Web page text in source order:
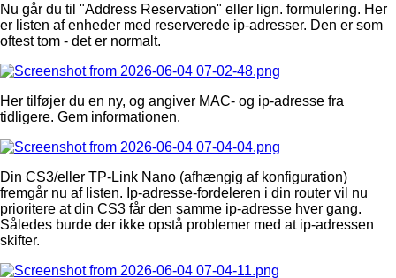
Nu går du til "Address Reservation" eller lign. formulering. Her
er listen af enheder med reserverede ip-adresser. Den er som
oftest tom - det er normalt.
Her tilføjer du en ny, og angiver MAC- og ip-adresse fra
tidligere. Gem informationen.
Din CS3/eller TP-Link Nano (afhængig af konfiguration)
fremgår nu af listen. Ip-adresse-fordeleren i din router vil nu
prioritere at din CS3 får den samme ip-adresse hver gang.
Således burde der ikke opstå problemer med at ip-adressen
skifter.